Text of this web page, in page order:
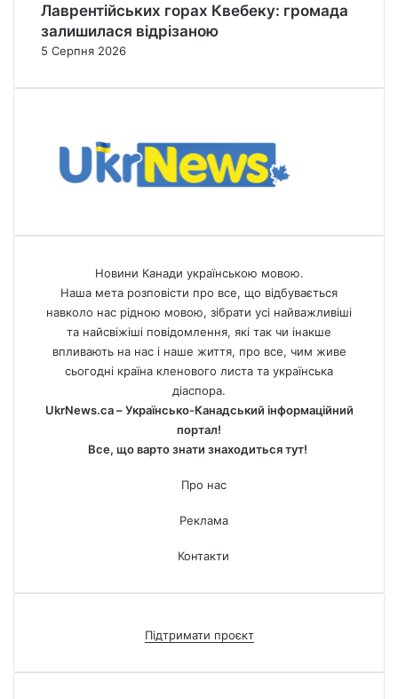
Лаврентійських горах Квебеку: громада
залишилася відрізаною
5 Серпня 2026
Новини Канади українською мовою.
Наша мета розповісти про все, що відбувається
навколо нас рідною мовою, зібрати усі найважливіші
та найсвіжіші повідомлення, які так чи інакше
впливають на нас і наше життя, про все, чим живе
сьогодні країна кленового листа та українська
діаспора.
UkrNews.ca – Українсько-Канадський інформаційний
портал!
Все, що варто знати знаходиться тут!
Про нас
Реклама
Контакти
Підтримати проєкт